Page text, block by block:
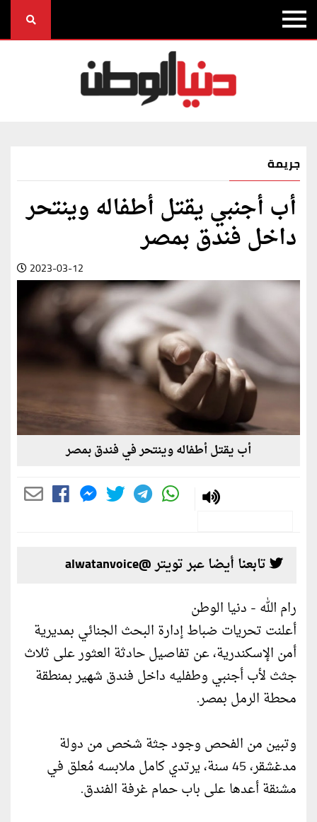
جريمة
أب أجنبي يقتل أطفاله وينتحر
داخل فندق بمصر
2023-03-12
أب يقتل أطفاله وينتحر في فندق بمصر
تابعنا أيضا عبر تويتر @alwatanvoice
رام الله - دنيا الوطن
أعلنت تحريات ضباط إدارة البحث الجنائي بمديرية
أمن الإسكندرية، عن تفاصيل حادثة العثور على ثلاث
جثث لأب أجنبي وطفليه داخل فندق شهير بمنطقة
محطة الرمل بمصر.
وتبين من الفحص وجود جثة شخص من دولة
مدغشقر، 45 سنة، يرتدي كامل ملابسه مُعلق في
مشنقة أعدها على باب حمام غرفة الفندق.